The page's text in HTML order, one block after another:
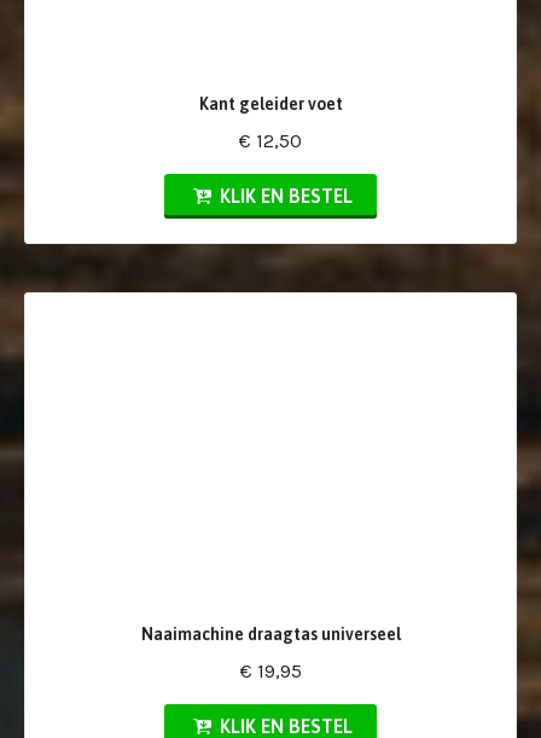
Kant geleider voet
€ 12,50
KLIK EN BESTEL
Naaimachine draagtas universeel
€ 19,95
KLIK EN BESTEL